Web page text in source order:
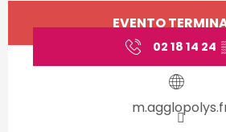
Horarios y
EVENTO
02 18 14 24